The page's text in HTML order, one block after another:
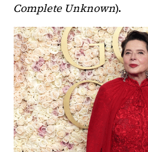
Complete Unknown).